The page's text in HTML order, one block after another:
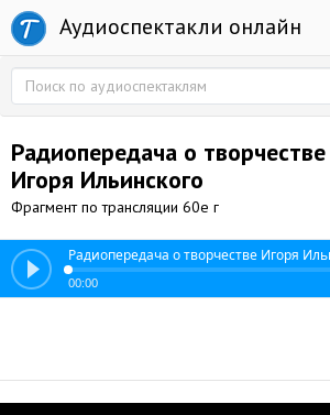
Аудиоспектакли онлайн
Радиопередача о творчестве
Игоря Ильинского
Фрагмент по трансляции 60е г
Радиопередача о творчестве Игоря
00:00